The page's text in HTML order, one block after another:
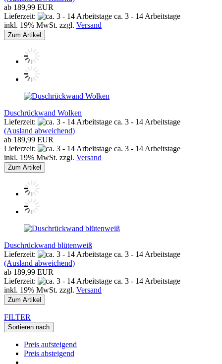
ab 189,99 EUR
Lieferzeit:
ca. 3 - 14 Arbeitstage
inkl. 19% MwSt. zzgl. Versand
Zum Artikel
Duschrückwand Wolken
Lieferzeit:
ca. 3 - 14 Arbeitstage
(Ausland abweichend)
ab 189,99 EUR
Lieferzeit:
ca. 3 - 14 Arbeitstage
inkl. 19% MwSt. zzgl. Versand
Zum Artikel
Duschrückwand blütenweiß
Lieferzeit:
ca. 3 - 14 Arbeitstage
(Ausland abweichend)
ab 189,99 EUR
Lieferzeit:
ca. 3 - 14 Arbeitstage
inkl. 19% MwSt. zzgl. Versand
Zum Artikel
FILTER
Sortieren nach
Preis aufsteigend
Preis absteigend